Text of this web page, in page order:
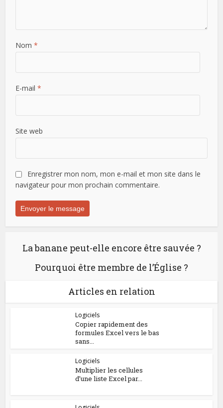
Nom*
E-mail*
Site web
Enregistrer mon nom, mon e-mail et mon site dans le
navigateur pour mon prochain commentaire.
La banane peut-elle encore être sauvée ?
Pourquoi être membre de l’Église ?
Articles en relation
Logiciels
Copier rapidement des
formules Excel vers le bas
sans...
Logiciels
Multiplier les cellules
d’une liste Excel par...